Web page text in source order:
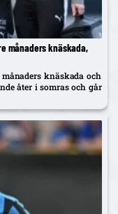
månaders knäskada,
knäskada och
åter i somras och går